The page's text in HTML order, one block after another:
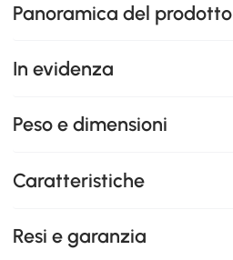
Panoramica del prodotto
In evidenza
Peso e dimensioni
Caratteristiche
Resi e garanzia